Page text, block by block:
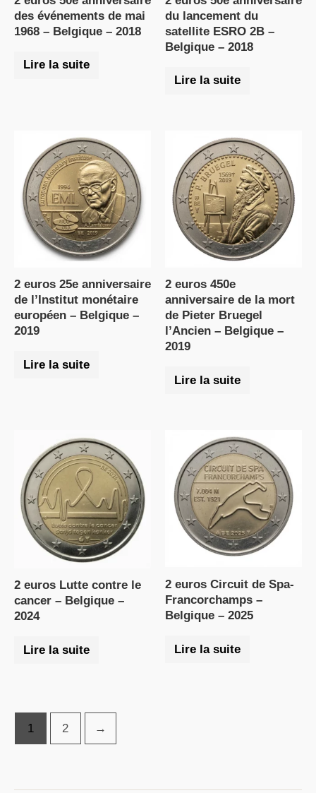
des événements de mai
1968 – Belgique – 2018
Lire la suite
du lancement du
satellite ESRO 2B –
Belgique – 2018
Lire la suite
2 euros 25e anniversaire
de l’Institut monétaire
européen – Belgique –
2019
Lire la suite
2 euros 450e
anniversaire de la mort
de Pieter Bruegel
l’Ancien – Belgique –
2019
Lire la suite
2 euros Lutte contre le
cancer – Belgique –
2024
Lire la suite
2 euros Circuit de Spa-
Francorchamps –
Belgique – 2025
Lire la suite
1 2 →